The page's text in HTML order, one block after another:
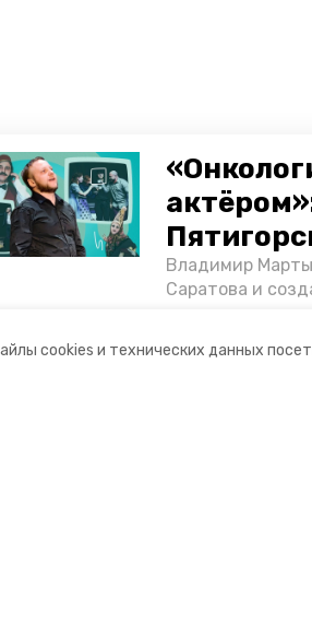
cookies и технических данных
Владимир
Саратова и